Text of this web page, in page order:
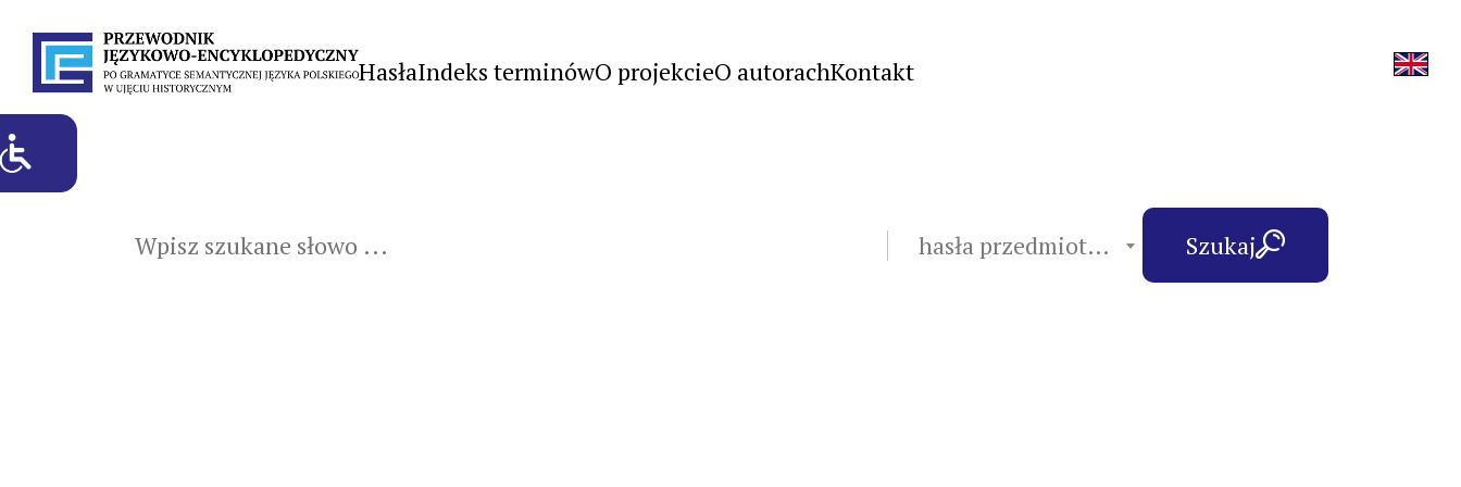
HasłaIndeks terminówO projekcieO autorachKontakt
hasła przedmiotowe Szukaj